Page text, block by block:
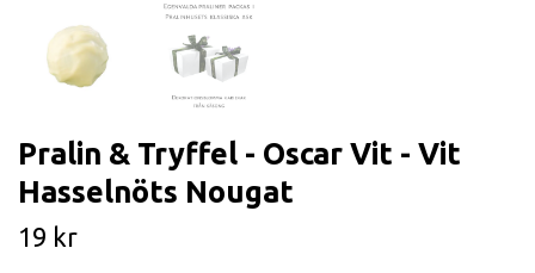
Pralin & Tryffel - Oscar Vit - Vit
Hasselnöts Nougat
19 kr